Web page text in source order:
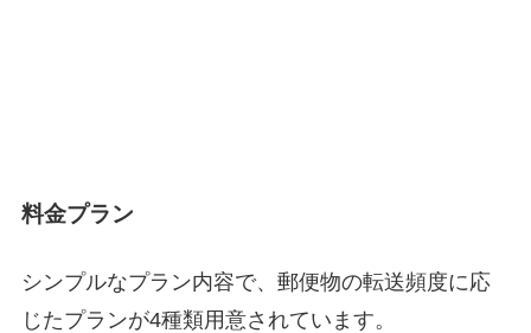
料金プラン
シンプルなプラン内容で、郵便物の転送頻度に応
じたプランが4種類用意されています。